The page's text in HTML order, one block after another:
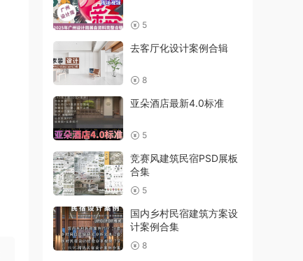
5
去客厅化设计案例合辑
8
亚朵酒店最新4.0标准
5
竞赛风建筑民宿PSD展板
合集
5
国内乡村民宿建筑方案设
计案例合集
8